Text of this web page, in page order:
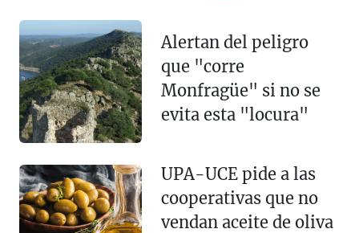
Alertan del peligro
que "corre
Monfragüe" si no se
evita esta "locura"
UPA-UCE pide a las
cooperativas que no
vendan aceite de oliva